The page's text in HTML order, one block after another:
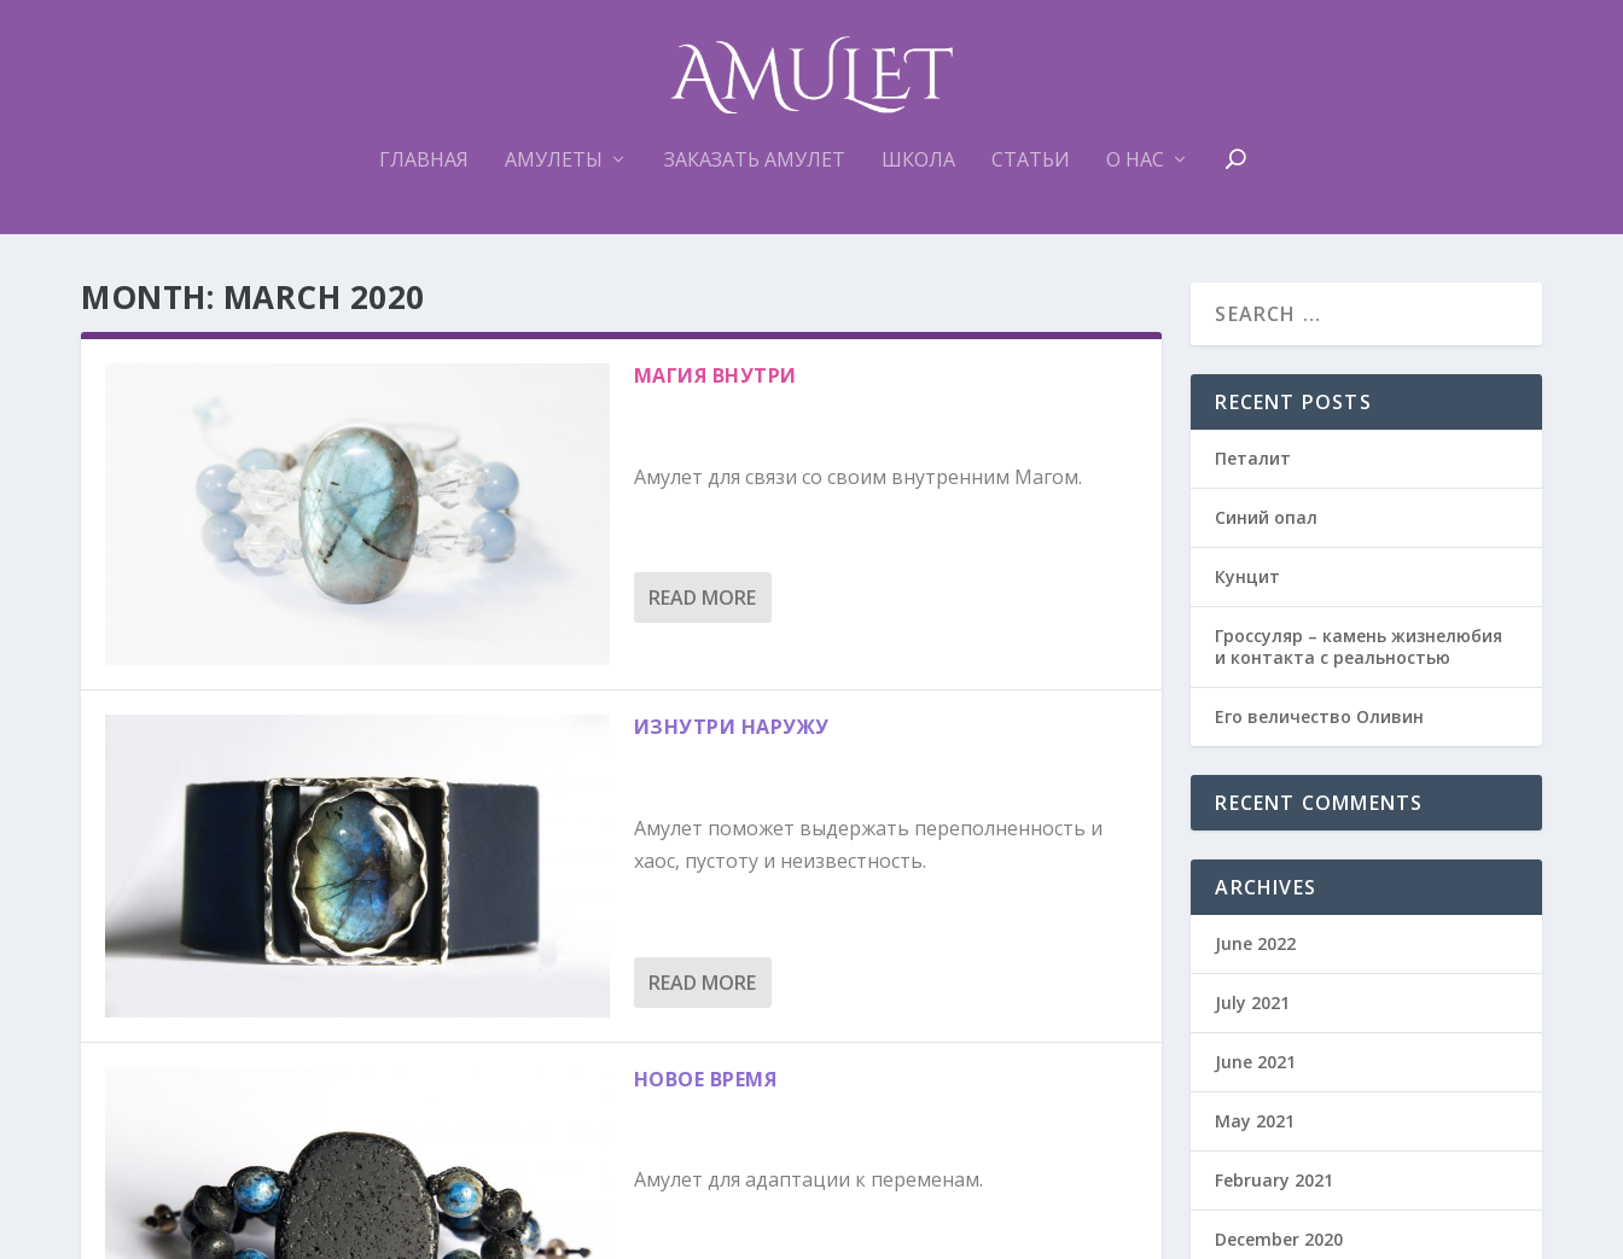
ГЛАВНАЯ АМУЛЕТЫ ЗАКАЗАТЬ АМУЛЕТ ШКОЛА СТАТЬИ О НАС
MONTH: MARCH 2020
МАГИЯ ВНУТРИ
Амулет для связи со своим внутренним Магом.
READ MORE
ИЗНУТРИ НАРУЖУ
Амулет поможет выдержать переполненность и
хаос, пустоту и неизвестность.
READ MORE
НОВОЕ ВРЕМЯ
Амулет для адаптации к переменам.
RECENT POSTS
Петалит
Синий опал
Кунцит
Гроссуляр – камень жизнелюбия
и контакта с реальностью
Его величество Оливин
RECENT COMMENTS
ARCHIVES
June 2022
July 2021
June 2021
May 2021
February 2021
December 2020